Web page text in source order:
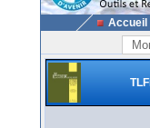
Accueil